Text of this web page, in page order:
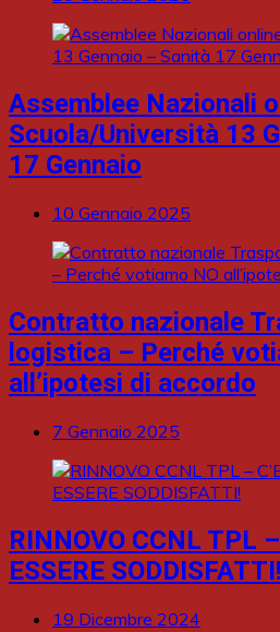
Assemblee Nazionali
Scuola/Università 13
17 Gennaio
10 Gennaio 2025
Contratto nazionale
logistica – Perché
all’ipotesi di accordo
7 Gennaio 2025
RINNOVO CCNL TPL –
ESSERE SODDISFATTI!
19 Dicembre 2024